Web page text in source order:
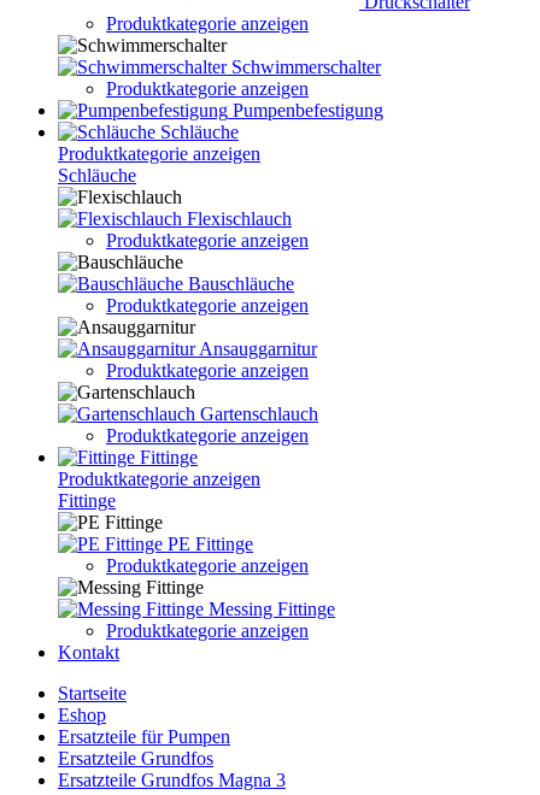
Produktkategorie anzeigen
Schwimmerschalter
Produktkategorie anzeigen
Pumpenbefestigung
Schläuche
Produktkategorie anzeigen
Schläuche
Flexischlauch
Produktkategorie anzeigen
Bauschläuche
Produktkategorie anzeigen
Ansauggarnitur
Produktkategorie anzeigen
Gartenschlauch
Produktkategorie anzeigen
Fittinge
Produktkategorie anzeigen
Fittinge
PE Fittinge
Produktkategorie anzeigen
Messing Fittinge
Produktkategorie anzeigen
Kontakt
Startseite
Eshop
Ersatzteile für Pumpen
Ersatzteile Grundfos
Ersatzteile Grundfos Magna 3